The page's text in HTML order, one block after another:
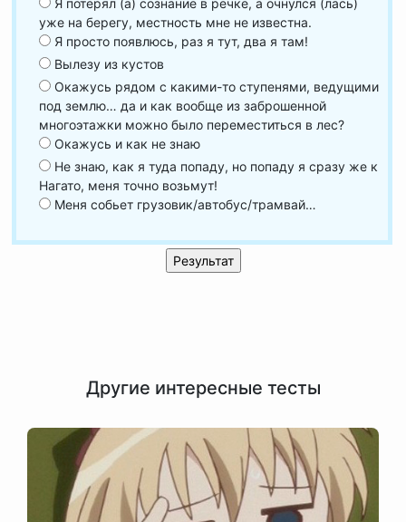
Я потерял (а) сознание в речке, а очнулся (лась)
уже на берегу, местность мне не известна.
Я просто появлюсь, раз я тут, два я там!
Вылезу из кустов
Окажусь рядом с какими-то ступенями, ведущими
под землю… да и как вообще из заброшенной
многоэтажки можно было переместиться в лес?
Окажусь и как не знаю
Не знаю, как я туда попаду, но попаду я сразу же к
Нагато, меня точно возьмут!
Меня собьет грузовик/автобус/трамвай…
Другие интересные тесты